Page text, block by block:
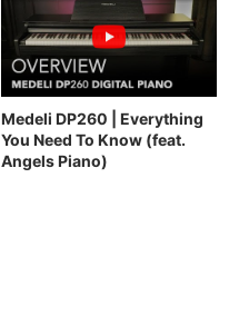
Medeli DP260 | Everything
You Need To Know (feat.
Angels Piano)